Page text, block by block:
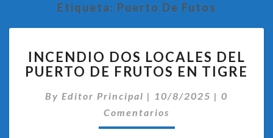
Etiqueta: Puerto De Futos
DOS
LOCALES
PUERTO
DE
FRUTOS
INCENDIO DOS LOCALES DEL
PUERTO DE FRUTOS EN TIGRE
By Editor Principal | 10/8/2025 | 0
Comentarios